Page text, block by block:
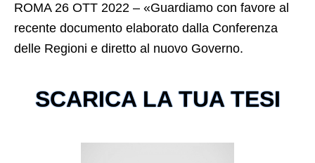
ROMA 26 OTT 2022 – «Guardiamo con favore al
recente documento elaborato dalla Conferenza
delle Regioni e diretto al nuovo Governo.
SCARICA LA TUA TESI